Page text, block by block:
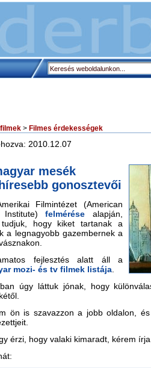
filmek > Filmes érdekességek
2010.12.07
mesék
gonosztevői
Filmintézet (American
Institute)felmérése alapján,
hogy kiket tartanak a
a legnagyobb gazembernek a
fejlesztés alatt áll a
mozi- és tv filmek listája
úgy láttuk jónak, hogy
ön is szavazzon a jobb oldalon,
érzi, hogy valaki kimaradt, kérem